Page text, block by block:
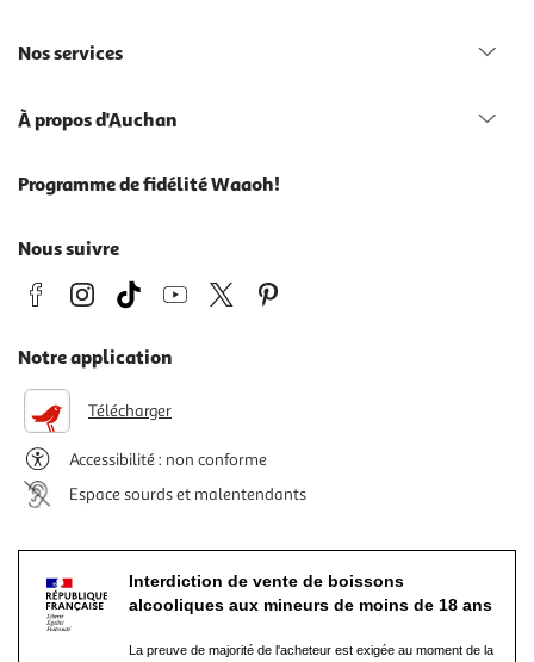
Nos services
À propos d'Auchan
Programme de fidélité Waaoh!
Nous suivre
Notre application
Télécharger
Accessibilité : non conforme
Espace sourds et malentendants
Interdiction de vente de boissons
alcooliques aux mineurs de moins de 18 ans
La preuve de majorité de l'acheteur est exigée au moment de la